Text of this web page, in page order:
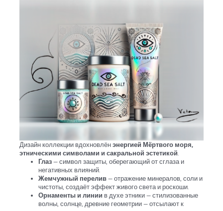
Дизайн коллекции вдохновлёнэнергией Мёртвого моря,
этническими символами и сакральной эстетикой.
Глаз — символ защиты, оберегающий от сглаза и
негативных влияний.
Жемчужный перелив — отражение минералов, соли и
чистоты, создаёт эффект живого света и роскоши.
Орнаменты и линии в духе этники — стилизованные
волны, солнце, древние геометрии — отсылают к